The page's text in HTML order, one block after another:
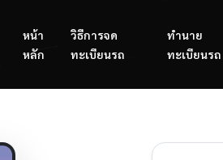
หน้า
หลัก
วิธีการจด
ทะเบียนรถ
ทำนาย
ทะเบียนรถ